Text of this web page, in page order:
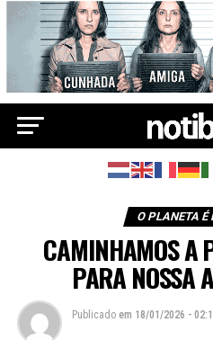
O PLANETA É
CAMINHAMOS A
PARA NOSSA
Publicado em 18/01/2026 -